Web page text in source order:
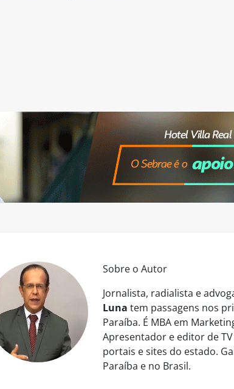
Sobre o Autor
Jornalista, radialista e
Luna tem passagens nos
Paraíba. É MBA em
Apresentador e editor de
portais e sites do estado.
Paraíba e no Brasil.